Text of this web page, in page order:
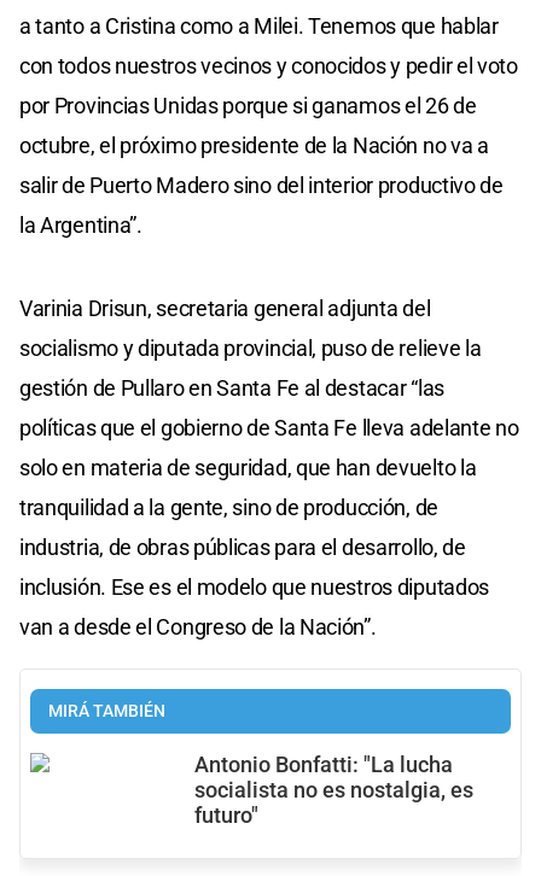
a tanto a Cristina como a Milei. Tenemos que hablar
con todos nuestros vecinos y conocidos y pedir el voto
por Provincias Unidas porque si ganamos el 26 de
octubre, el próximo presidente de la Nación no va a
salir de Puerto Madero sino del interior productivo de
la Argentina”.
Varinia Drisun, secretaria general adjunta del
socialismo y diputada provincial, puso de relieve la
gestión de Pullaro en Santa Fe al destacar “las
políticas que el gobierno de Santa Fe lleva adelante no
solo en materia de seguridad, que han devuelto la
tranquilidad a la gente, sino de producción, de
industria, de obras públicas para el desarrollo, de
inclusión. Ese es el modelo que nuestros diputados
van a desde el Congreso de la Nación”.
MIRÁ TAMBIÉN
Antonio Bonfatti: "La lucha
socialista no es nostalgia, es
futuro"